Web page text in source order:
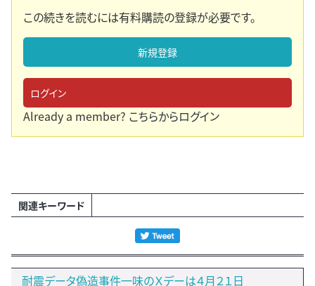
この続きを読むには有料購読の登録が必要です。
新規登録
ログイン
Already a member? こちらからログイン
関連キーワード
耐震データ偽造事件一味のＸデーは４月２１日